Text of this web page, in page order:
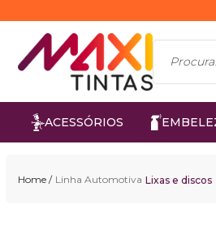
ACESSÓRIOS
Linha Automotiva Lixas e discos